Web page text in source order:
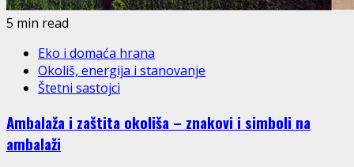
5 min read
Eko i domaća hrana
Okoliš, energija i stanovanje
Štetni sastojci
Ambalaža i zaštita okoliša – znakovi i simboli na
ambalaži